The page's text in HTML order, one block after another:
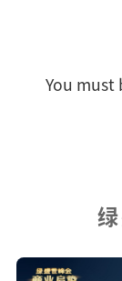
You must